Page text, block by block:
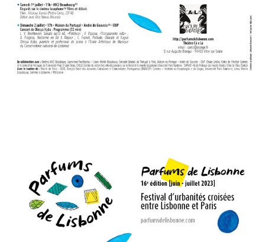
Pour publier
Normes typographiques